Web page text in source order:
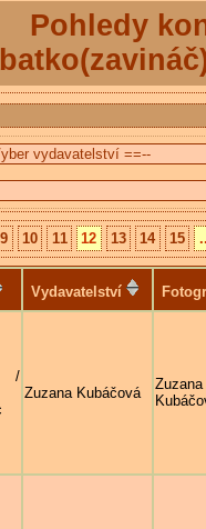
Pohledy
9 10 11 12 13 14 15
Vydavatelství
/
Zuzana Kubáčová
Zuzana